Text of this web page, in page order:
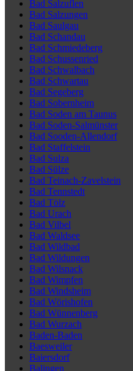
Bad Salzuflen
Bad Salzungen
Bad Saulgau
Bad Schandau
Bad Schmiedeberg
Bad Schussenried
Bad Schwalbach
Bad Schwartau
Bad Segeberg
Bad Sobernheim
Bad Soden am Taunus
Bad Soden-Salmünster
Bad Sooden-Allendorf
Bad Staffelstein
Bad Sulza
Bad Sülze
Bad Teinach-Zavelstein
Bad Tennstedt
Bad Tölz
Bad Urach
Bad Vilbel
Bad Waldsee
Bad Wildbad
Bad Wildungen
Bad Wilsnack
Bad Wimpfen
Bad Windsheim
Bad Wörishofen
Bad Wünnenberg
Bad Wurzach
Baden-Baden
Baesweiler
Baiersdorf
Balingen